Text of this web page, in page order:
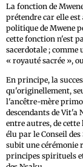
La fonction de
prétendre car elle
politique de Mwene
cette fonction n'est
sacerdotale ;
« royauté sacrée »,
En principe, la
qu'originellement,
l'ancêtre-mère
descendants de
entre autres, de cette
élu par le Conseil
subit une cérémonie
principes spirituels